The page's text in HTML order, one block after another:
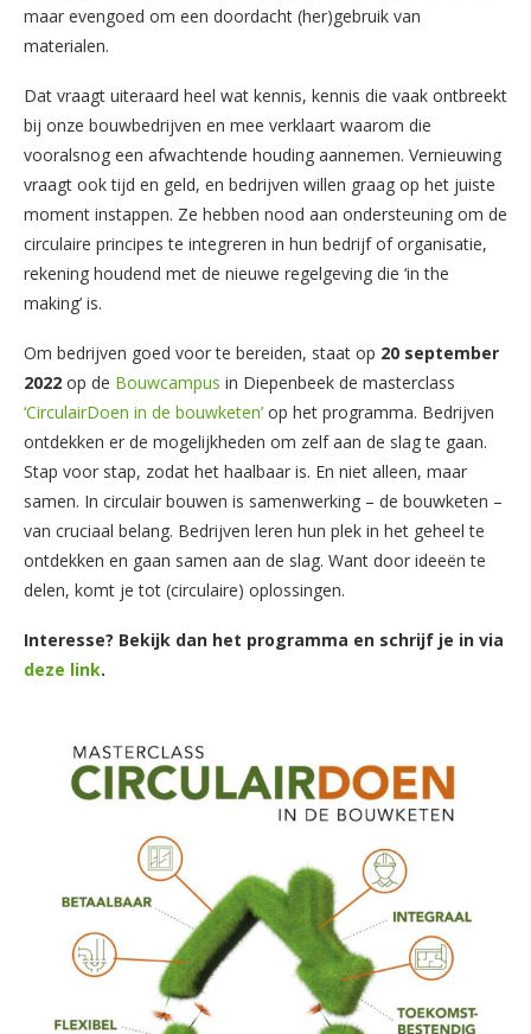
maar evengoed om een doordacht (her)gebruik van
materialen.
Dat vraagt uiteraard heel wat kennis, kennis die vaak ontbreekt
bij onze bouwbedrijven en mee verklaart waarom die
vooralsnog een afwachtende houding aannemen. Vernieuwing
vraagt ook tijd en geld, en bedrijven willen graag op het juiste
moment instappen. Ze hebben nood aan ondersteuning om de
circulaire principes te integreren in hun bedrijf of organisatie,
rekening houdend met de nieuwe regelgeving die ‘in the
making’ is.
Om bedrijven goed voor te bereiden, staat op 20 september
2022 op de Bouwcampus in Diepenbeek de masterclass
‘CirculairDoen in de bouwketen’ op het programma. Bedrijven
ontdekken er de mogelijkheden om zelf aan de slag te gaan.
Stap voor stap, zodat het haalbaar is. En niet alleen, maar
samen. In circulair bouwen is samenwerking – de bouwketen –
van cruciaal belang. Bedrijven leren hun plek in het geheel te
ontdekken en gaan samen aan de slag. Want door ideeën te
delen, komt je tot (circulaire) oplossingen.
Interesse? Bekijk dan het programma en schrijf je in via
deze link.